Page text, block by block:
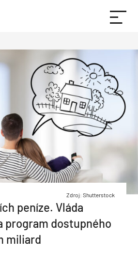
Zdroj: Shutterstock
peníze. Vláda
program dostupného
miliard